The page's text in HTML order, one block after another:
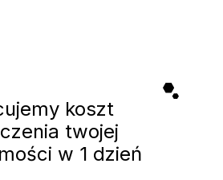
koszt
twojej
w 1 dzień